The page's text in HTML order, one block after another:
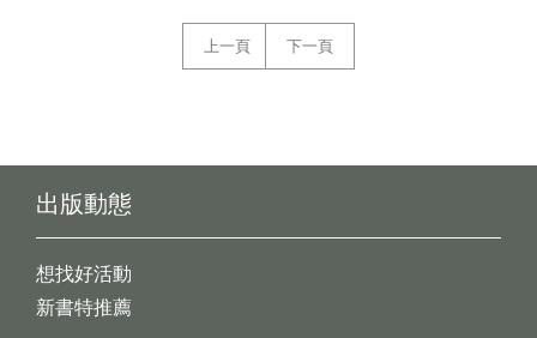
上一頁 下一頁
出版動態
想找好活動
新書特推薦